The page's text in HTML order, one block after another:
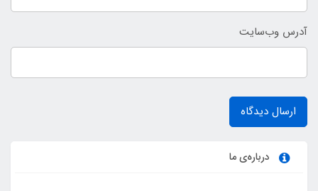
آدرس وب‌سایت
ارسال دیدگاه
درباره‌ی ما